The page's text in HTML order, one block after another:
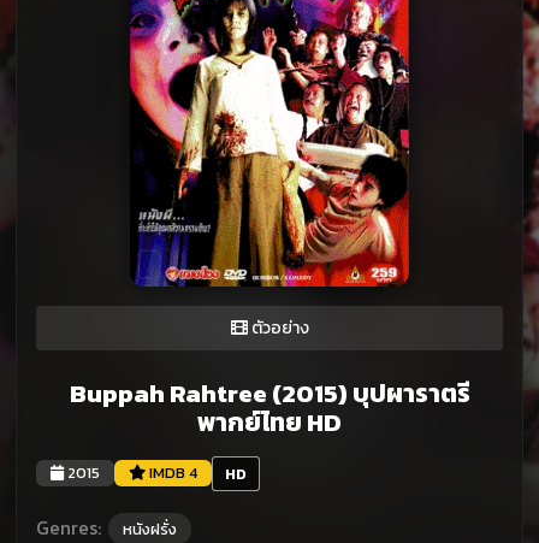
ตัวอย่าง
Buppah Rahtree (2015) บุปผาราตรี
พากย์ไทย HD
2015 IMDB 4 HD
Genres: หนังฝรั่ง